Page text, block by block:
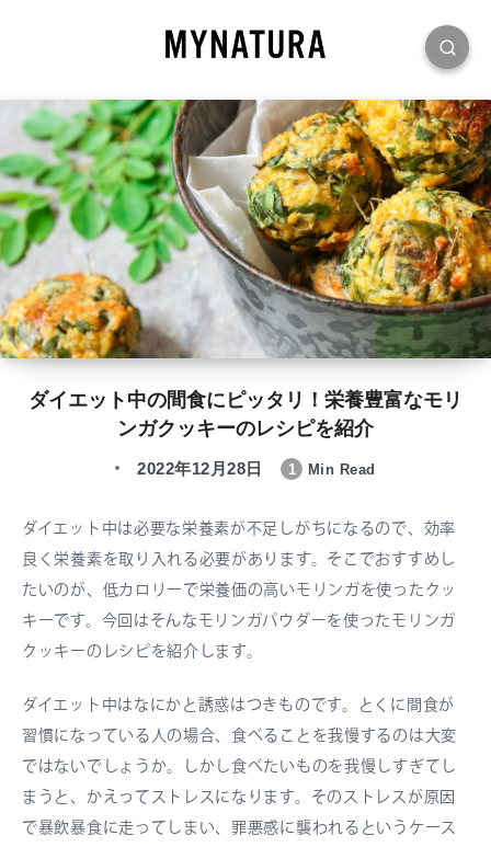
ダイエット中の間食にピッタリ！栄養豊富なモリ
ンガクッキーのレシピを紹介
2022年12月28日 1 Min Read
ダイエット中は必要な栄養素が不足しがちになるので、効率
良く栄養素を取り入れる必要があります。そこでおすすめし
たいのが、低カロリーで栄養価の高いモリンガを使ったクッ
キーです。今回はそんなモリンガパウダーを使ったモリンガ
クッキーのレシピを紹介します。
ダイエット中はなにかと誘惑はつきものです。とくに間食が
習慣になっている人の場合、食べることを我慢するのは大変
ではないでしょうか。しかし食べたいものを我慢しすぎてし
まうと、かえってストレスになります。そのストレスが原因
で暴飲暴食に走ってしまい、罪悪感に襲われるというケース